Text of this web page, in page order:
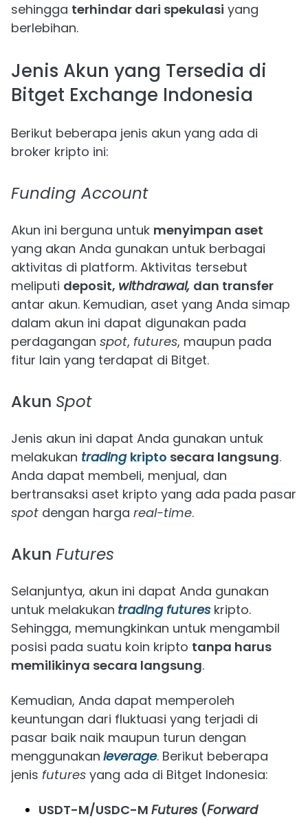
sehingga terhindar dari spekulasi yang
berlebihan.
Jenis Akun yang Tersedia di
Bitget Exchange Indonesia
Berikut beberapa jenis akun yang ada di
broker kripto ini:
Funding Account
Akun ini berguna untuk menyimpan aset
yang akan Anda gunakan untuk berbagai
aktivitas di platform. Aktivitas tersebut
meliputi deposit, withdrawal, dan transfer
antar akun. Kemudian, aset yang Anda simap
dalam akun ini dapat digunakan pada
perdagangan spot, futures, maupun pada
fitur lain yang terdapat di Bitget.
Akun Spot
Jenis akun ini dapat Anda gunakan untuk
melakukan trading kripto secara langsung.
Anda dapat membeli, menjual, dan
bertransaksi aset kripto yang ada pada pasar
spot dengan harga real-time.
Akun Futures
Selanjuntya, akun ini dapat Anda gunakan
untuk melakukan trading futures kripto.
Sehingga, memungkinkan untuk mengambil
posisi pada suatu koin kripto tanpa harus
memilikinya secara langsung.
Kemudian, Anda dapat memperoleh
keuntungan dari fluktuasi yang terjadi di
pasar baik naik maupun turun dengan
menggunakan leverage. Berikut beberapa
jenis futures yang ada di Bitget Indonesia:
USDT-M/USDC-M Futures (Forward